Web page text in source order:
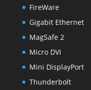
FireWare
Gigabit Ethernet
MagSafe 2
Micro DVI
Mini DisplayPort
Thunderbolt